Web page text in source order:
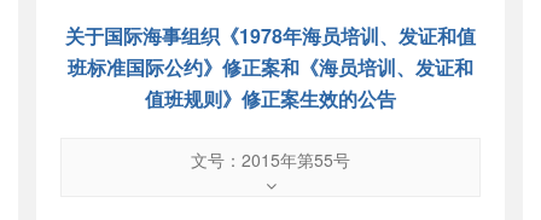
关于国际海事组织《1978年海员培训、发证和值
班标准国际公约》修正案和《海员培训、发证和
值班规则》修正案生效的公告
文号：2015年第55号
2015年第55号